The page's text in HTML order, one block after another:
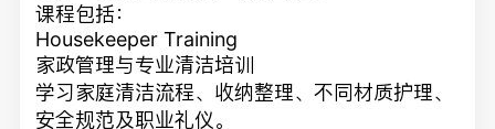
课程包括：
Housekeeper Training
家政管理与专业清洁培训
学习家庭清洁流程、收纳整理、不同材质护理、
安全规范及职业礼仪。